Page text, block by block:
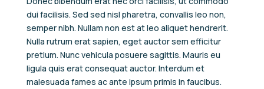
dui facilisis. Sed sed nisl pharetra, convallis leo non,
semper nibh. Nullam non est at leo aliquet hendrerit.
Nulla rutrum erat sapien, eget auctor sem efficitur
pretium. Nunc vehicula posuere sagittis. Mauris eu
ligula quis erat consequat auctor. Interdum et
malesuada fames ac ante ipsum primis in faucibus.